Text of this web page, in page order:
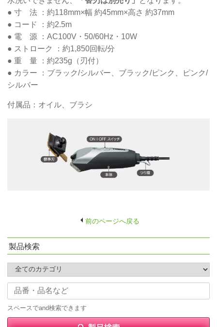
● 寸 法 ：約118mm×幅 約45mm×高さ 約37mm
● コード ：約2.5m
● 電 源 ：AC100V・50/60Hz・10W
● ストローク ：約1,850回転/分
● 重 量 ：約235g（刃付）
● カラー ：ブラック/シルバー、ブラック/ピンク、ピンク/
シルバー
付属品：オイル、ブラシ
前のページへ戻る
製品検索
スペースでand検索できます